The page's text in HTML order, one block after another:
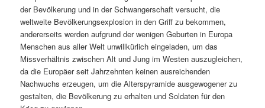
der Bevölkerung und in der Schwangerschaft versucht, die
weltweite Bevölkerungsexplosion in den Griff zu bekommen,
andererseits werden aufgrund der wenigen Geburten in Europa
Menschen aus aller Welt unwillkürlich eingeladen, um das
Missverhältnis zwischen Alt und Jung im Westen auszugleichen,
da die Europäer seit Jahrzehnten keinen ausreichenden
Nachwuchs erzeugen, um die Alterspyramide ausgewogener zu
gestalten, die Bevölkerung zu erhalten und Soldaten für den